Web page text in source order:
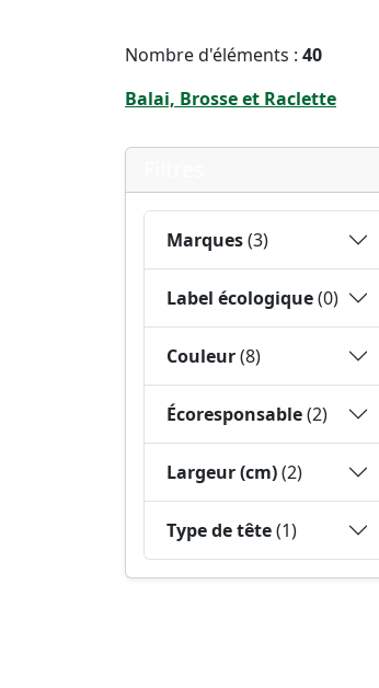
Nombre d'éléments : 40
Balai, Brosse et Raclette
Marques(3)
Label écologique(0)
Couleur(8)
Écoresponsable(2)
Largeur (cm)(2)
Type de tête(1)